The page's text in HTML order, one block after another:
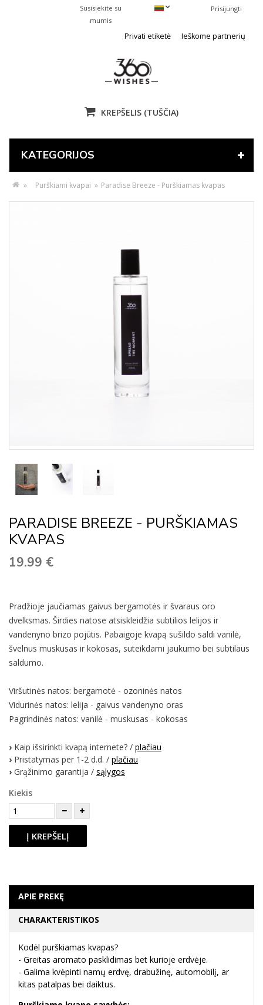
Prisijungti
Susisiekite su
mumis
Ieškome partnerių
Privati etiketė
KREPŠELIS (TUŠČIA)
KATEGORIJOS
» Purškiami kvapai » Paradise Breeze - Purškiamas kvapas
PARADISE BREEZE - PURŠKIAMAS
KVAPAS
19.99 €
Pradžioje jaučiamas gaivus bergamotės ir švaraus oro
dvelksmas. Širdies natose atsiskleidžia subtilios lelijos ir
vandenyno brizo pojūtis. Pabaigoje kvapą sušildo saldi vanilė,
švelnus muskusas ir kokosas, suteikdami jaukumo bei subtilaus
saldumo.
Viršutinės natos: bergamotė - ozoninės natos
Vidurinės natos: lelija - gaivus vandenyno oras
Pagrindinės natos: vanilė - muskusas - kokosas
› Kaip išsirinkti kvapą internete? / plačiau
› Pristatymas per 1-2 d.d. / plačiau
› Grąžinimo garantija / sąlygos
Kiekis
Į KREPŠELĮ
APIE PREKĘ
CHARAKTERISTIKOS
Kodėl purškiamas kvapas?
- Greitas aromato pasklidimas bet kurioje erdvėje.
- Galima kvėpinti namų erdvę, drabužinę, automobilį, ar
kitas patalpas bei daiktus.